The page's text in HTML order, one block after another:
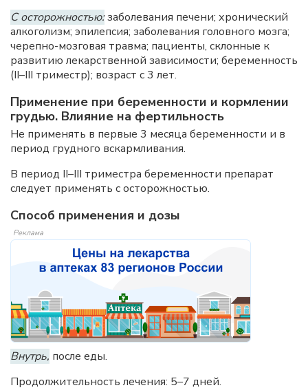
С осторожностью:заболевания печени; хронический
алкоголизм; эпилепсия; заболевания головного мозга;
черепно-мозговая травма; пациенты, склонные к
развитию лекарственной зависимости; беременность
(II–III триместр); возраст с 3 лет.
Применение при беременности и кормлении
грудью. Влияние на фертильность
Не применять в первые 3 месяца беременности и в
период грудного вскармливания.
В период II–III триместра беременности препарат
следует применять с осторожностью.
Способ применения и дозы
Реклама
Внутрь, после еды.
Продолжительность лечения: 5–7 дней.